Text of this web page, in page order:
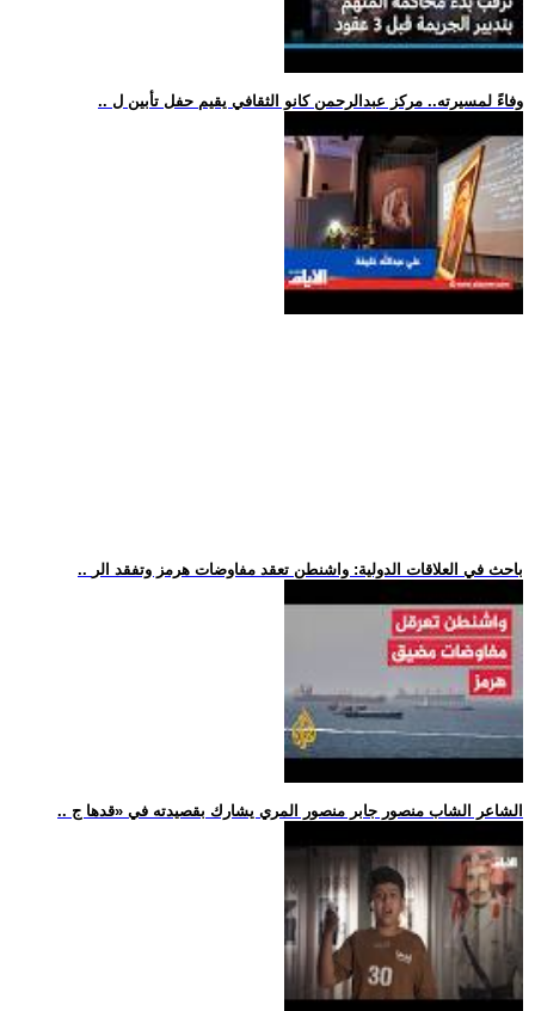
.. وفاءً لمسيرته.. مركز عبدالرحمن كانو الثقافي يقيم حفل تأبين ل
.. باحث في العلاقات الدولية: واشنطن تعقد مفاوضات هرمز وتفقد الر
.. الشاعر الشاب منصور جابر منصور المري يشارك بقصيدته في «قدها ج